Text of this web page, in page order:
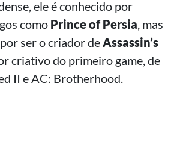
ele é conhecido por
como Prince of Persia, mas
ser o criador deAssassin’s
criativo do primeiro game, de
II e AC: Brotherhood.